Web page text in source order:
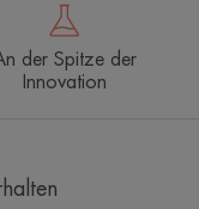
der Spitze der
Innovation